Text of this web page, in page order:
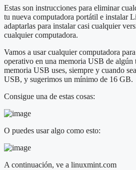
Estas son instrucciones para eliminar
tu nueva computadora portátil e instalar
adaptarlas para instalar casi cualquier
cualquier computadora.
Vamos a usar cualquier computadora
operativo en una memoria USB de
memoria USB uses, siempre y cuando
USB, y sugerimos un mínimo de 16 GB.
Consigue una de estas cosas:
O puedes usar algo como esto:
A continuación, ve a linuxmint.com